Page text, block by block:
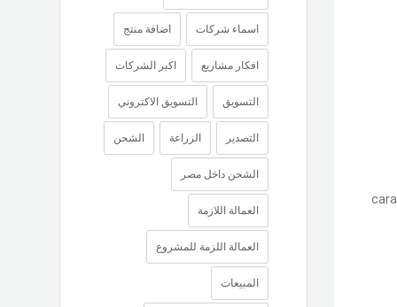
اسماء شركات اضافة منتج
افكار مشاريع اكبر الشركات
التسويق التسويق الاكتروني
التصدير الزراعة الشحن
الشحن داخل مصر
العمالة اللازمة
العمالة اللزمة للمشروع
المبيعات